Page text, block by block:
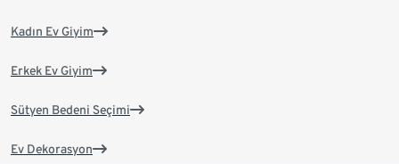
Kadın Ev Giyim
Erkek Ev Giyim
Sütyen Bedeni Seçimi
Ev Dekorasyon